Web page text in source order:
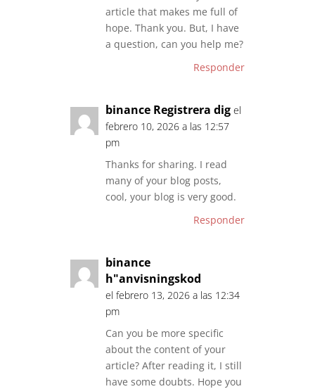
article that makes me full of
hope. Thank you. But, I have
a question, can you help me?
Responder
binance Registrera dig el
febrero 10, 2026 a las 12:57
pm
Thanks for sharing. I read
many of your blog posts,
cool, your blog is very good.
Responder
binance
h"anvisningskod
el febrero 13, 2026 a las 12:34
pm
Can you be more specific
about the content of your
article? After reading it, I still
have some doubts. Hope you